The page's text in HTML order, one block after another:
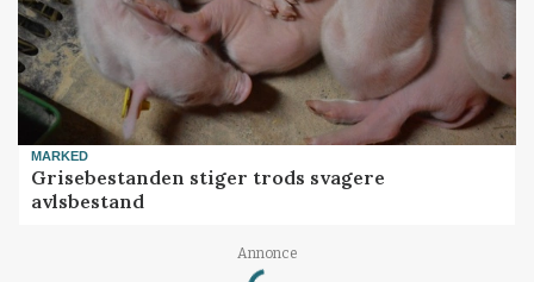
MARKED
Grisebestanden stiger trods svagere
avlsbestand
Annonce